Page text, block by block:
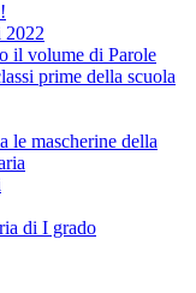
2022
il volume di Parole
prime della scuola
le mascherine della
di I grado